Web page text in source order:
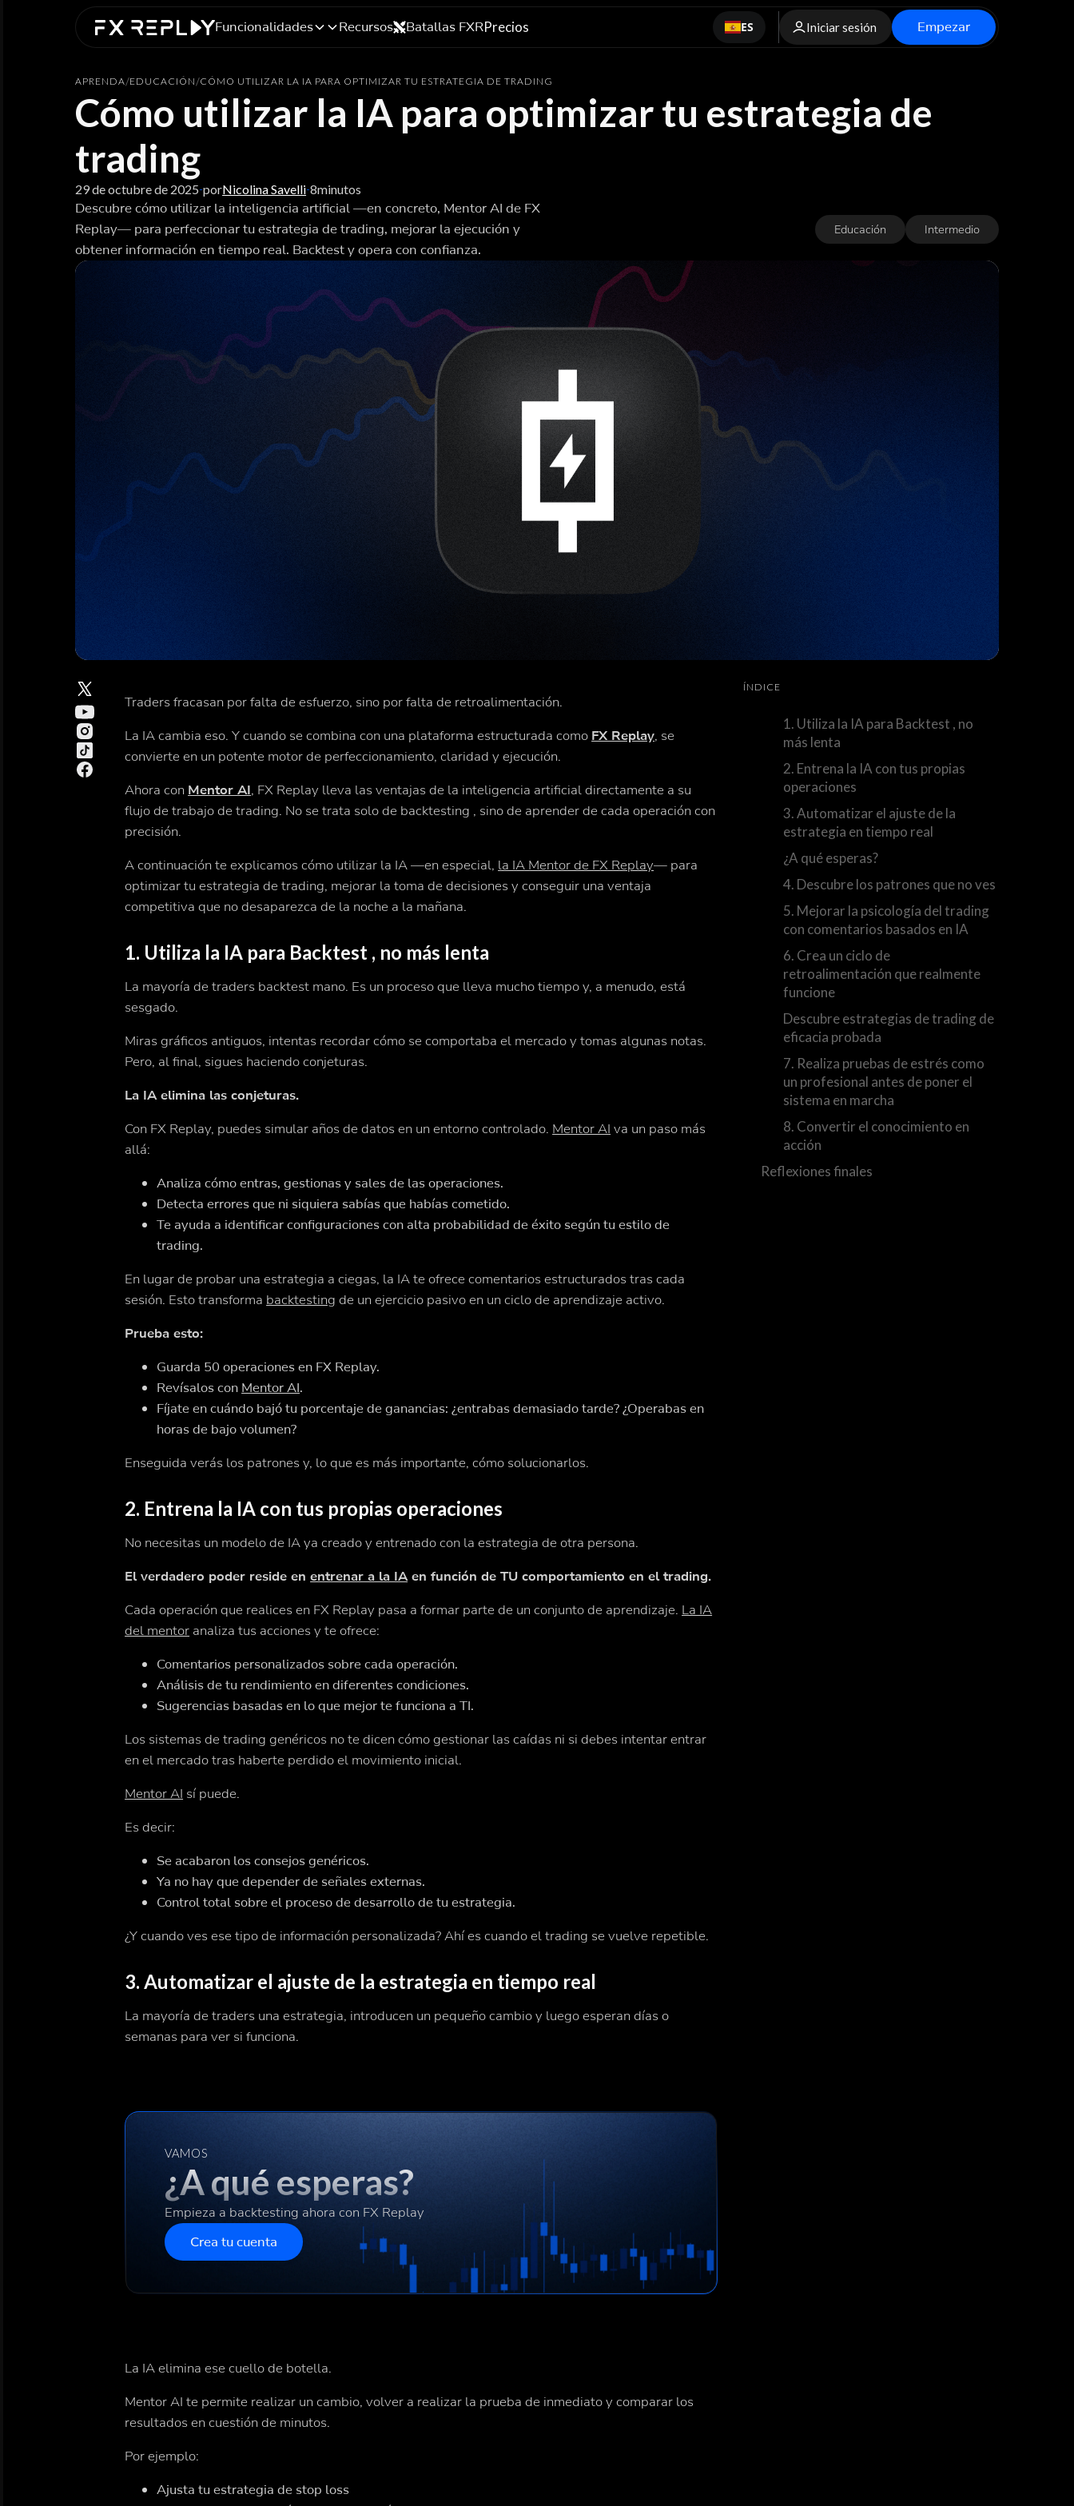
Funcionalidades Recursos Batallas FXRPrecios ES Iniciar sesión Empezar
APRENDA/EDUCACIÓN/CÓMO UTILIZAR LA IA PARA OPTIMIZAR TU ESTRATEGIA DE TRADING
Cómo utilizar la IA para optimizar tu estrategia de
trading
29 de octubre de 2025-porNicolina Savelli-8minutos
Descubre cómo utilizar la inteligencia artificial —en concreto, Mentor AI de FX
Replay— para perfeccionar tu estrategia de trading, mejorar la ejecución y
obtener información en tiempo real. Backtest y opera con confianza.
Educación Intermedio
Traders fracasan por falta de esfuerzo, sino por falta de retroalimentación.
La IA cambia eso. Y cuando se combina con una plataforma estructurada como FX Replay, se
convierte en un potente motor de perfeccionamiento, claridad y ejecución.
Ahora con Mentor AI, FX Replay lleva las ventajas de la inteligencia artificial directamente a su
flujo de trabajo de trading. No se trata solo de backtesting , sino de aprender de cada operación con
precisión.
A continuación te explicamos cómo utilizar la IA —en especial, la IA Mentor de FX Replay— para
optimizar tu estrategia de trading, mejorar la toma de decisiones y conseguir una ventaja
competitiva que no desaparezca de la noche a la mañana.
1. Utiliza la IA para Backtest , no más lenta
La mayoría de traders backtest mano. Es un proceso que lleva mucho tiempo y, a menudo, está
sesgado.
Miras gráficos antiguos, intentas recordar cómo se comportaba el mercado y tomas algunas notas.
Pero, al final, sigues haciendo conjeturas.
La IA elimina las conjeturas.
Con FX Replay, puedes simular años de datos en un entorno controlado. Mentor AI va un paso más
allá:
Analiza cómo entras, gestionas y sales de las operaciones.
Detecta errores que ni siquiera sabías que habías cometido.
Te ayuda a identificar configuraciones con alta probabilidad de éxito según tu estilo de
trading.
En lugar de probar una estrategia a ciegas, la IA te ofrece comentarios estructurados tras cada
sesión. Esto transforma backtesting de un ejercicio pasivo en un ciclo de aprendizaje activo.
Prueba esto:
Guarda 50 operaciones en FX Replay.
Revísalos con Mentor AI.
Fíjate en cuándo bajó tu porcentaje de ganancias: ¿entrabas demasiado tarde? ¿Operabas en
horas de bajo volumen?
Enseguida verás los patrones y, lo que es más importante, cómo solucionarlos.
2. Entrena la IA con tus propias operaciones
No necesitas un modelo de IA ya creado y entrenado con la estrategia de otra persona.
El verdadero poder reside enentrenar a la IAen función de TU comportamiento en el trading.
Cada operación que realices en FX Replay pasa a formar parte de un conjunto de aprendizaje. La IA
del mentor analiza tus acciones y te ofrece:
Comentarios personalizados sobre cada operación.
Análisis de tu rendimiento en diferentes condiciones.
Sugerencias basadas en lo que mejor te funciona a TI.
Los sistemas de trading genéricos no te dicen cómo gestionar las caídas ni si debes intentar entrar
en el mercado tras haberte perdido el movimiento inicial.
Mentor AI sí puede.
Es decir:
Se acabaron los consejos genéricos.
Ya no hay que depender de señales externas.
Control total sobre el proceso de desarrollo de tu estrategia.
¿Y cuando ves ese tipo de información personalizada? Ahí es cuando el trading se vuelve repetible.
3. Automatizar el ajuste de la estrategia en tiempo real
La mayoría de traders una estrategia, introducen un pequeño cambio y luego esperan días o
semanas para ver si funciona.
VAMOS
¿A qué esperas?
Empieza a backtesting ahora con FX Replay
Crea tu cuenta
La IA elimina ese cuello de botella.
Mentor AI te permite realizar un cambio, volver a realizar la prueba de inmediato y comparar los
resultados en cuestión de minutos.
Por ejemplo:
Ajusta tu estrategia de stop loss
ÍNDICE
1. Utiliza la IA para Backtest , no
más lenta
2. Entrena la IA con tus propias
operaciones
3. Automatizar el ajuste de la
estrategia en tiempo real
¿A qué esperas?
4. Descubre los patrones que no ves
5. Mejorar la psicología del trading
con comentarios basados en IA
6. Crea un ciclo de
retroalimentación que realmente
funcione
Descubre estrategias de trading de
eficacia probada
7. Realiza pruebas de estrés como
un profesional antes de poner el
sistema en marcha
8. Convertir el conocimiento en
acción
Reflexiones finales